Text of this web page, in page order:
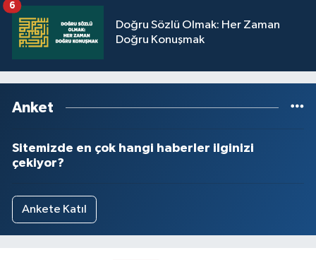
Doğru Sözlü Olmak: Her Zaman
Doğru Konuşmak
6
Anket
Sitemizde en çok hangi haberler ilginizi
çekiyor?
Ankete Katıl